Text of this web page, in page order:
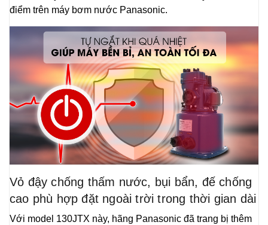
điểm trên máy bơm nước Panasonic.
Vỏ đậy chống thấm nước, bụi bẩn, đế chống
cao phù hợp đặt ngoài trời trong thời gian dài
Với model 130JTX này, hãng Panasonic đã trang bị thêm